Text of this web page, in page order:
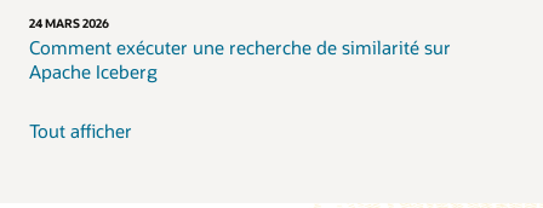
24 MARS 2026
Comment exécuter une recherche de similarité sur
Apache Iceberg
Tout afficher